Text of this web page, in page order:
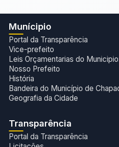
Munícipio
Portal da Transparência
Vice-prefeito
Leis Orçamentarias do
Nosso Prefeito
História
Bandeira do Município de
Geografia da Cidade
Transparência
Portal da Transparência